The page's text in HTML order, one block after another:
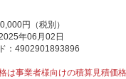
円（税別）
年06月02日
：4902901893896
は事業者様向けの積算見積価